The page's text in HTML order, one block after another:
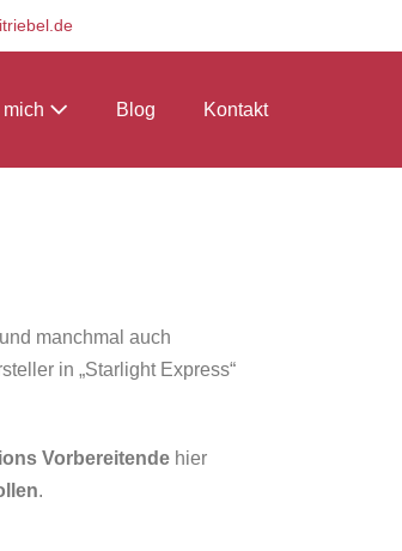
Blog Kontakt
manchmal auch
in „Starlight Express“
Vorbereitende hier
.